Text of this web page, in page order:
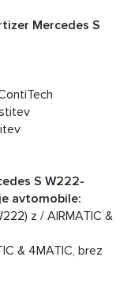
Mercedes S
S W222-
avtomobile:
z / AIRMATIC &
& 4MATIC, brez